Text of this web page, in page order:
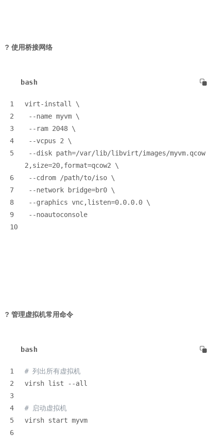
? 使用桥接网络
bash
1
virt-install \
2
--name myvm \
3
--ram 2048 \
4
--vcpus 2 \
5
2,size=20,format=qcow2 \
6
--cdrom /path/to/iso \
7
--network bridge=br0 \
8
--graphics vnc,listen=0.0.0.0 \
9
--noautoconsole
10
? 管理虚拟机常用命令
bash
1
# 列出所有虚拟机
2
virsh list --all
3
4
# 启动虚拟机
5
virsh start myvm
6